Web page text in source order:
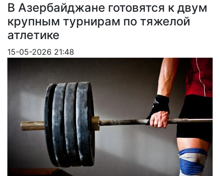
В Азербайджане готовятся к двум
крупным турнирам по тяжелой
атлетике
15-05-2026 21:48